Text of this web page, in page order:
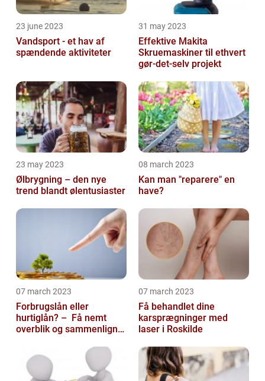
23 june 2023
Vandsport - et hav af
spændende aktiviteter
31 may 2023
Effektive Makita
Skruemaskiner til ethvert
gør-det-selv projekt
23 may 2023
Ølbrygning – den nye
trend blandt ølentusiaster
08 march 2023
Kan man "reparere" en
have?
07 march 2023
Forbrugslån eller
hurtiglån? – Få nemt
overblik og sammenlign
07 march 2023
Få behandlet dine
karsprægninger med
laser i Roskilde